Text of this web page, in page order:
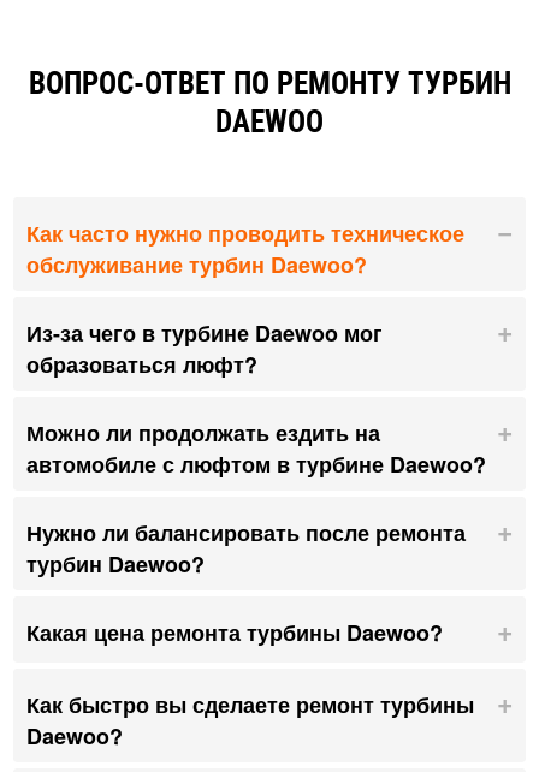
ВОПРОС-ОТВЕТ ПО РЕМОНТУ ТУРБИН
DAEWOO
Как часто нужно проводить техническое
обслуживание турбин Daewoo?
Из-за чего в турбине Daewoo мог
образоваться люфт?
Можно ли продолжать ездить на
автомобиле с люфтом в турбине Daewoo?
Нужно ли балансировать после ремонта
турбин Daewoo?
Какая цена ремонта турбины Daewoo?
Как быстро вы сделаете ремонт турбины
Daewoo?